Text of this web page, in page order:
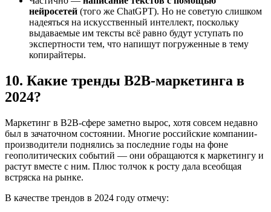
нейросетей (того же ChatGPT). Но не советую слишком
надеяться на искусственный интеллект, поскольку
выдаваемые им тексты всё равно будут уступать по
экспертности тем, что напишут погруженные в тему
копирайтеры.
10. Какие тренды B2B-маркетинга в
2024?
Маркетинг в B2B-сфере заметно вырос, хотя совсем недавно
был в зачаточном состоянии. Многие российские компании-
производители поднялись за последние годы на фоне
геополитических событий — они обращаются к маркетингу и
растут вместе с ним. Плюс толчок к росту дала всеобщая
встряска на рынке.
В качестве трендов в 2024 году отмечу: